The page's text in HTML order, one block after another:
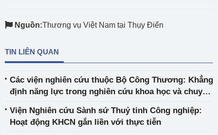
Nguồn:Thương vụ Việt Nam tại Thụy Điển
TIN LIÊN QUAN
Các viện nghiên cứu thuộc Bộ Công Thương: Khẳng
định năng lực trong nghiên cứu khoa học và chuyển
Viện Nghiên cứu Sành sứ Thuỷ tinh Công nghiệp:
Hoạt động KHCN gắn liền với thực tiễn